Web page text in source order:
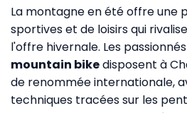
La montagne en été offre une
sportives et de loisirs qui
l'offre hivernale. Les
mountain bikedisposent à
de renommée internationale,
techniques tracées sur les